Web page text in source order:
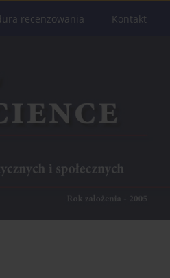
recenzowania Kontakt